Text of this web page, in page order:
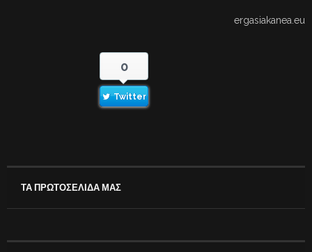
ergasiakanea.eu
0
Twitter
ΤΑ ΠΡΩΤΟΣΕΛΙΔΑ ΜΑΣ